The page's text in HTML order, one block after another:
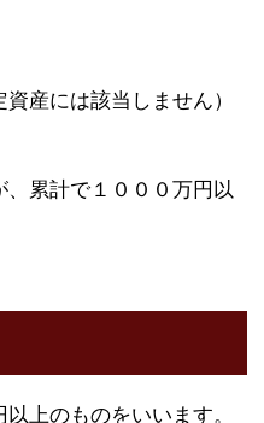
産には該当しません）
累計で１０００万円以
上のものをいいます。